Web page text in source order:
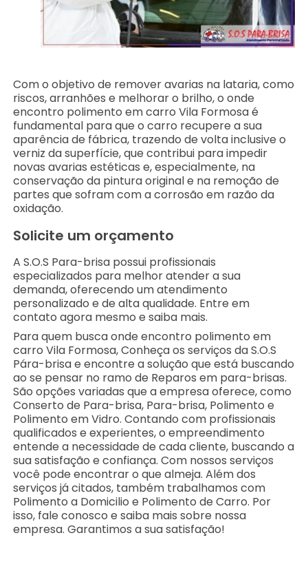
Com o objetivo de remover avarias na lataria, como
riscos, arranhões e melhorar o brilho, o onde
encontro polimento em carro Vila Formosa é
fundamental para que o carro recupere a sua
aparência de fábrica, trazendo de volta inclusive o
verniz da superfície, que contribui para impedir
novas avarias estéticas e, especialmente, na
conservação da pintura original e na remoção de
partes que sofram com a corrosão em razão da
oxidação.
Solicite um orçamento
A S.O.S Para-brisa possui profissionais
especializados para melhor atender a sua
demanda, oferecendo um atendimento
personalizado e de alta qualidade. Entre em
contato agora mesmo e saiba mais.
Para quem busca onde encontro polimento em
carro Vila Formosa, Conheça os serviços da S.O.S
Pára-brisa e encontre a solução que está buscando
ao se pensar no ramo de Reparos em para-brisas.
São opções variadas que a empresa oferece, como
Conserto de Para-brisa, Para-brisa, Polimento e
Polimento em Vidro. Contando com profissionais
qualificados e experientes, o empreendimento
entende a necessidade de cada cliente, buscando a
sua satisfação e confiança. Com nossos serviços
você pode encontrar o que almeja. Além dos
serviços já citados, também trabalhamos com
Polimento a Domicilio e Polimento de Carro. Por
isso, fale conosco e saiba mais sobre nossa
empresa. Garantimos a sua satisfação!